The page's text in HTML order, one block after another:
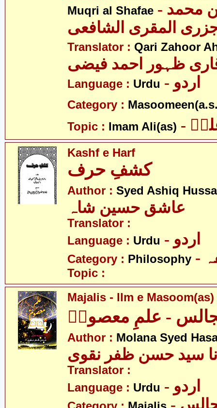
Muqri al Shafae - شمس الدین محمد
المقری الشافعی
Translator : Qari Zahoor
ظہور احمد فیضی
Language : Urdu - اردو
Category :
Topic : Imam Ali(as)
Kashf e Harf
کشفِ حرف
Author : Syed Ashiq
عاشق حسین شاہ
Translator :
Language : Urdu - اردو
Category : Philosophy
Topic :
Majalis - Ilm e Masoom(as)
- علمِ معصومؑ
Author : Molana Syed
سید حسن ظفر نقوی
Translator :
Language : Urdu - اردو